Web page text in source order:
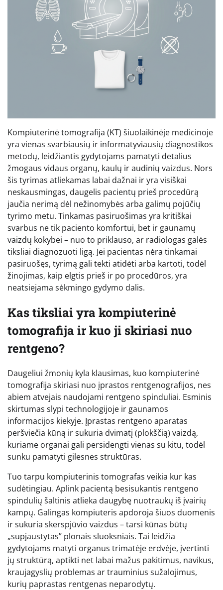
Kompiuterinė tomografija (KT) šiuolaikinėje medicinoje
yra vienas svarbiausių ir informatyviausių diagnostikos
metodų, leidžiantis gydytojams pamatyti detalius
žmogaus vidaus organų, kaulų ir audinių vaizdus. Nors
šis tyrimas atliekamas labai dažnai ir yra visiškai
neskausmingas, daugelis pacientų prieš procedūrą
jaučia nerimą dėl nežinomybės arba galimų pojūčių
tyrimo metu. Tinkamas pasiruošimas yra kritiškai
svarbus ne tik paciento komfortui, bet ir gaunamų
vaizdų kokybei – nuo to priklauso, ar radiologas galės
tiksliai diagnozuoti ligą. Jei pacientas nėra tinkamai
pasiruošęs, tyrimą gali tekti atidėti arba kartoti, todėl
žinojimas, kaip elgtis prieš ir po procedūros, yra
neatsiejama sėkmingo gydymo dalis.
Kas tiksliai yra kompiuterinė
tomografija ir kuo ji skiriasi nuo
rentgeno?
Daugeliui žmonių kyla klausimas, kuo kompiuterinė
tomografija skiriasi nuo įprastos rentgenografijos, nes
abiem atvejais naudojami rentgeno spinduliai. Esminis
skirtumas slypi technologijoje ir gaunamos
informacijos kiekyje. Įprastas rentgeno aparatas
peršviečia kūną ir sukuria dvimatį (plokščią) vaizdą,
kuriame organai gali persidengti vienas su kitu, todėl
sunku pamatyti gilesnes struktūras.
Tuo tarpu kompiuterinis tomografas veikia kur kas
sudėtingiau. Aplink pacientą besisukantis rentgeno
spindulių šaltinis atlieka daugybę nuotraukų iš įvairių
kampų. Galingas kompiuteris apdoroja šiuos duomenis
ir sukuria skerspjūvio vaizdus – tarsi kūnas būtų
„supjaustytas” plonais sluoksniais. Tai leidžia
gydytojams matyti organus trimatėje erdvėje, įvertinti
jų struktūrą, aptikti net labai mažus pakitimus, navikus,
kraujagyslių problemas ar trauminius sužalojimus,
kurių paprastas rentgenas neparodytų.